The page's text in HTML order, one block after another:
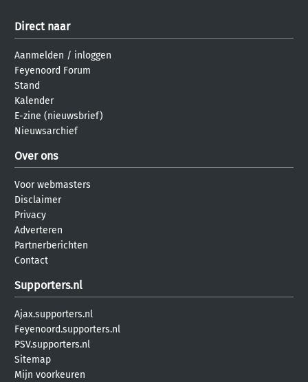
Direct naar
Aanmelden / inloggen
Feyenoord Forum
Stand
Kalender
E-zine (nieuwsbrief)
Nieuwsarchief
Over ons
Voor webmasters
Disclaimer
Privacy
Adverteren
Partnerberichten
Contact
Supporters.nl
Ajax.supporters.nl
Feyenoord.supporters.nl
PSV.supporters.nl
Sitemap
Mijn voorkeuren